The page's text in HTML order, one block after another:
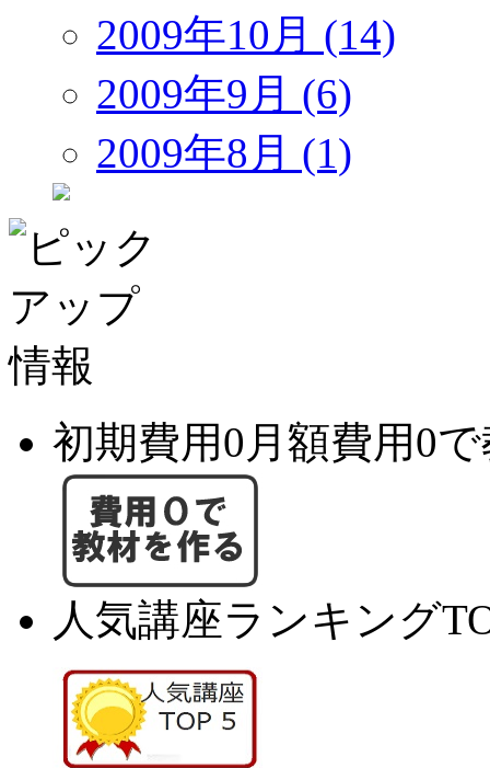
2009年10月 (14)
2009年9月 (6)
2009年8月 (1)
初期費用0月額費用0
人気講座ランキング